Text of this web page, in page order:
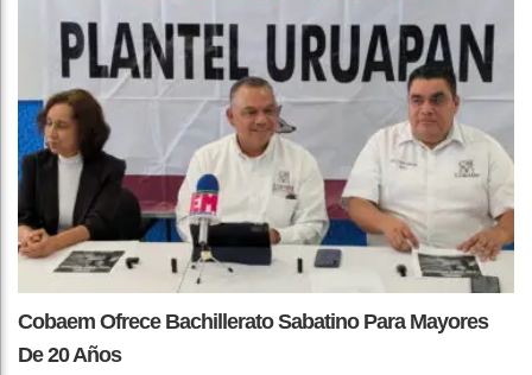
Cobaem Ofrece Bachillerato Sabatino Para Mayores
De 20 Años